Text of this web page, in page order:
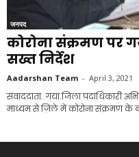
जनपद
कोरोना संक्रमण पर
सख्त निर्देश
Aadarshan Team - April 3, 2021
संवाददाता. गया.जिला पदाधिकारी
माध्यम से ज़िले में कोरोना संक्रमण के